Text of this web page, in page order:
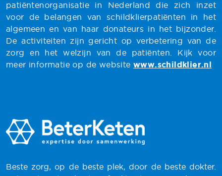
patiëntenorganisatie in Nederland die zich inzet
voor de belangen van schildklierpatiënten in het
algemeen en van haar donateurs in het bijzonder.
De activiteiten zijn gericht op verbetering van de
zorg en het welzijn van de patiënten. Kijk voor
meer informatie op de website www.schildklier.nl
Beste zorg, op de beste plek, door de beste dokter.